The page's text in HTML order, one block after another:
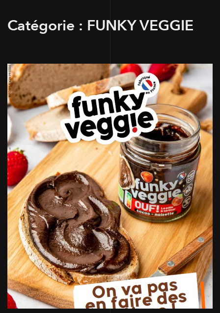
Catégorie : FUNKY VEGGIE